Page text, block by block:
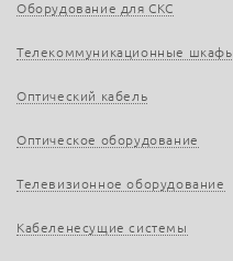
Оборудование для СКС
Телекоммуникационные шкафы
Оптический кабель
Оптическое оборудование
Телевизионное оборудование
Кабеленесущие системы